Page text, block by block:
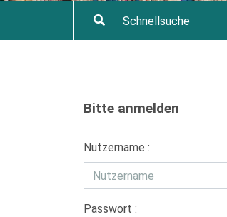
Bitte anmelden
Nutzername :
Passwort :